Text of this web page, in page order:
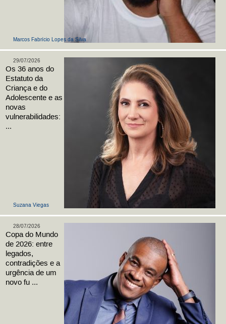
Marcos Fabrício Lopes da Silva
Suzana Viegas
29/07/2026
Os 36 anos do
Estatuto da
Criança e do
Adolescente e as
novas
vulnerabilidades:
...
28/07/2026
Copa do Mundo
de 2026: entre
legados,
contradições e a
urgência de um
novo fu ...